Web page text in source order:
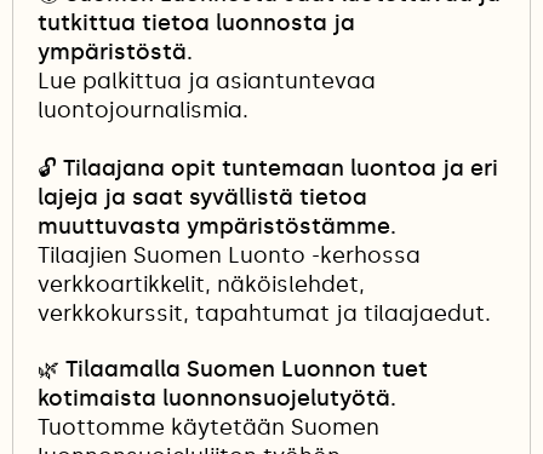
tutkittua tietoa luonnosta ja
ympäristöstä.
Lue palkittua ja asiantuntevaa
luontojournalismia.
🔓 Tilaajana opit tuntemaan luontoa ja eri
lajeja ja saat syvällistä tietoa
muuttuvasta ympäristöstämme.
Tilaajien Suomen Luonto -kerhossa
verkkoartikkelit, näköislehdet,
verkkokurssit, tapahtumat ja tilaajaedut.
🌿 Tilaamalla Suomen Luonnon tuet
kotimaista luonnonsuojelutyötä.
Tuottomme käytetään Suomen